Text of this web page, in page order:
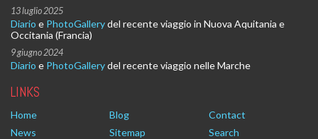
13 luglio 2025
Diario e PhotoGallerydel recente viaggio in Nuova Aquitania e
Occitania (Francia)
9 giugno 2024
Diario e PhotoGallerydel recente viaggio nelle Marche
LINKS
Home Blog
Contact
News
Sitemap
Search